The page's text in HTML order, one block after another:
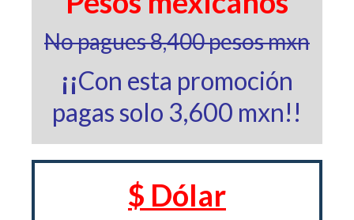
No pagues 8,400 pesos mxn
¡¡Con esta promoción
pagas solo 3,600 mxn!!
$ Dólar